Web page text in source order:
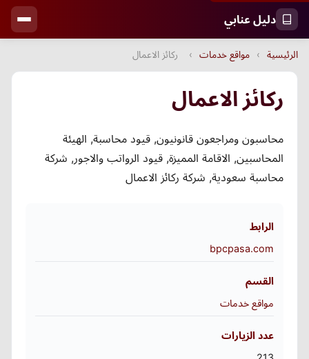
دليل عنابي
الرئيسية › مواقع خدمات › ركائز الاعمال
ركائز الاعمال
محاسبون ومراجعون قانونيون, قيود محاسبة, الهيئة
المحاسبين, الاقامة المميزة, قيود الرواتب والاجور, شركة
محاسبة سعودية, شركة ركائز الاعمال
الرابط
bpcpasa.com
القسم
مواقع خدمات
عدد الزيارات